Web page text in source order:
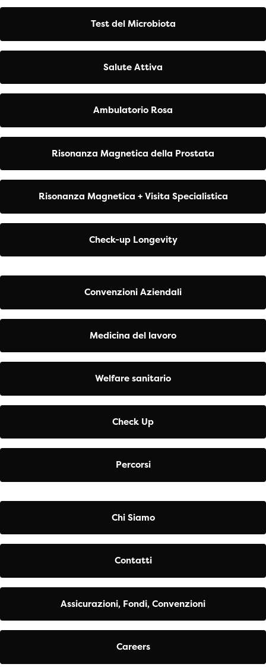
Test del Microbiota
Salute Attiva
Ambulatorio Rosa
Risonanza Magnetica della Prostata
Risonanza Magnetica + Visita Specialistica
Check-up Longevity
Convenzioni Aziendali
Medicina del lavoro
Welfare sanitario
Check Up
Percorsi
Chi Siamo
Contatti
Assicurazioni, Fondi, Convenzioni
Careers